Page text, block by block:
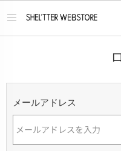
メ
メールアドレス